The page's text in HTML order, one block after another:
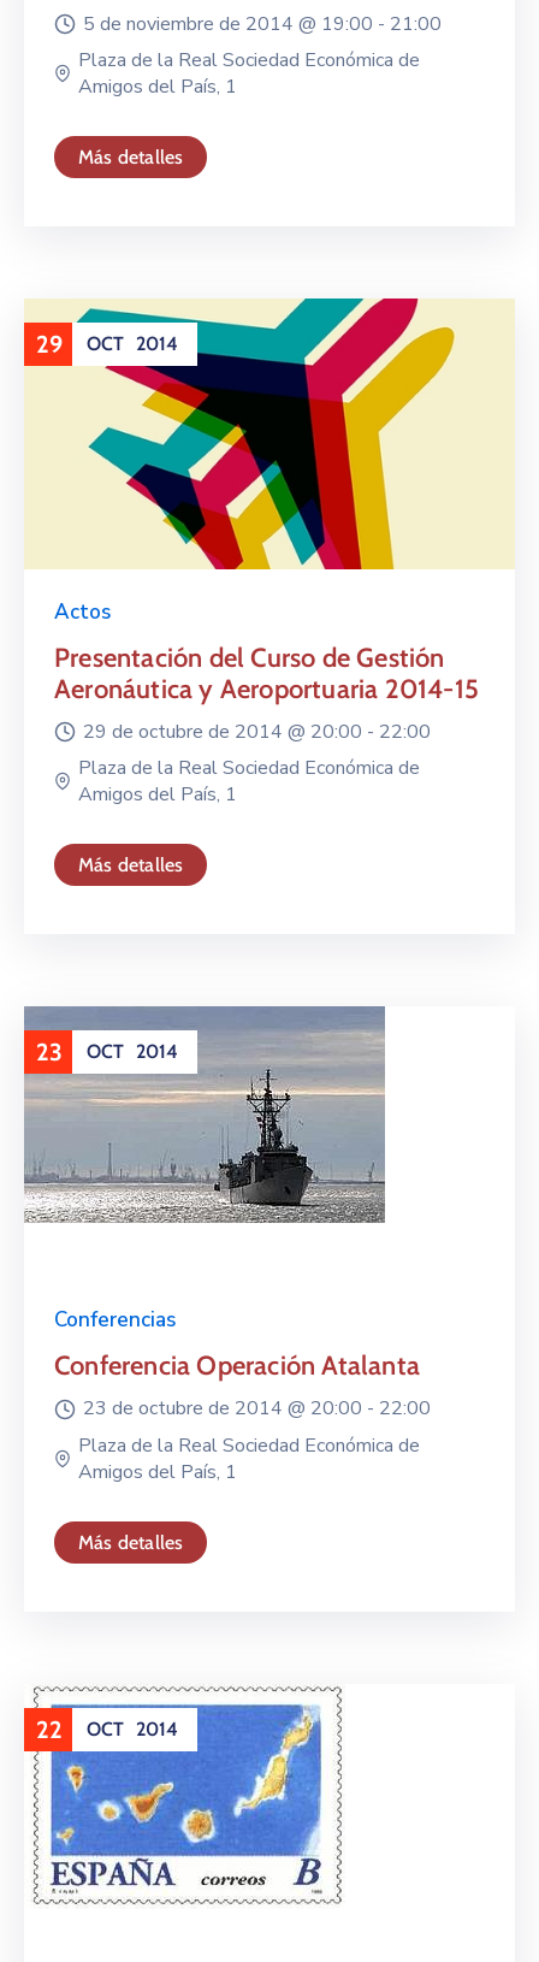
5 de noviembre de 2014 @ 19:00 - 21:00
Plaza de la Real Sociedad Económica de
Amigos del País, 1
Más detalles
29 OCT 2014
Actos
Presentación del Curso de Gestión
Aeronáutica y Aeroportuaria 2014-15
29 de octubre de 2014 @ 20:00 - 22:00
Plaza de la Real Sociedad Económica de
Amigos del País, 1
Más detalles
23 OCT 2014
Conferencias
Conferencia Operación Atalanta
23 de octubre de 2014 @ 20:00 - 22:00
Plaza de la Real Sociedad Económica de
Amigos del País, 1
Más detalles
22 OCT 2014